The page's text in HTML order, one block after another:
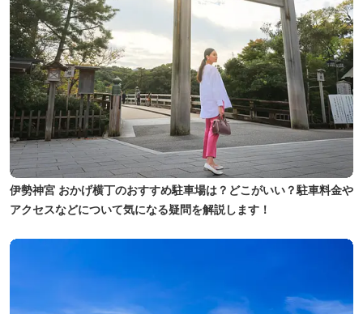
伊勢神宮 おかげ横丁のおすすめ駐車場は？どこがいい？駐車料金や
アクセスなどについて気になる疑問を解説します！